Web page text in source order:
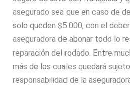
asegurado sea que en caso de
solo queden $5.000, con el
aseguradora de abonar todo lo
reparación del rodado. Entre
más de los cuales quedará
responsabilidad de la